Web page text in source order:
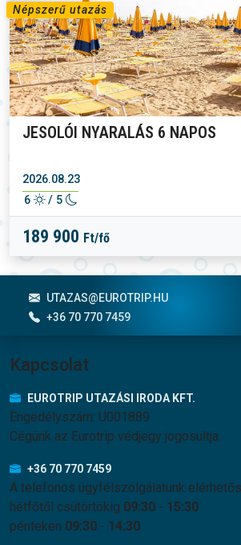
Népszerű utazás
JESOLÓI NYARALÁS 6 NAPOS
2026.08.23
6 / 5
189 900 Ft/fő
UTAZAS@EUROTRIP.HU
+36 70 770 7459
Kapcsolat
EUROTRIP UTAZÁSI IRODA KFT.
Engedélyszám: U001889
Cégünk az Eurotrip védjegy jogosultja.
+36 70 770 7459
A telefonos ügyfélszolgálatunk
hétfőtől csütörtökig 09:30 - 15:30
pénteken 09:30 - 14:30